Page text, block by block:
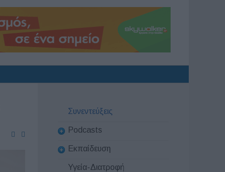
Συνεντεύξεις
Podcasts
Εκπαίδευση
Υγεία-Διατροφή